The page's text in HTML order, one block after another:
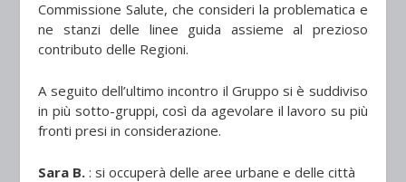
Commissione Salute, che consideri la problematica e
ne stanzi delle linee guida assieme al prezioso
contributo delle Regioni.
A seguito dell’ultimo incontro il Gruppo si è suddiviso
in più sotto-gruppi, così da agevolare il lavoro su più
fronti presi in considerazione.
Sara B. : si occuperà delle aree urbane e delle città